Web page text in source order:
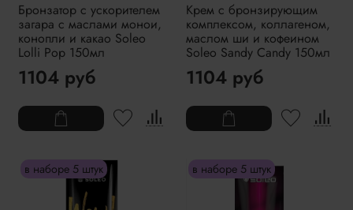
Бронзатор с ускорителем
загара с маслами монои,
конопли и какао Soleo
Lolli Pop 150мл
1104 руб
Крем с бронзирующим
комплексом, коллагеном,
маслом ши и кофеином
Soleo Sandy Candy 150мл
1104 руб
в наборе 5 штук в наборе 5 штук